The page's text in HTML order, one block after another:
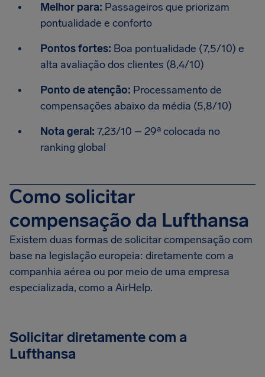
Melhor para: Passageiros que priorizam
pontualidade e conforto
Pontos fortes: Boa pontualidade (7,5/10) e
alta avaliação dos clientes (8,4/10)
Ponto de atenção: Processamento de
compensações abaixo da média (5,8/10)
Nota geral: 7,23/10 – 29ª colocada no
ranking global
Como solicitar
compensação da Lufthansa
Existem duas formas de solicitar compensação com
base na legislação europeia: diretamente com a
companhia aérea ou por meio de uma empresa
especializada, como a AirHelp.
Solicitar diretamente com a
Lufthansa